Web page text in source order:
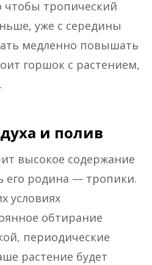
чтобы тропический
уже с середины
медленно повышать
горшок с растением,
и полив
высокое содержание
его родина — тропики.
условиях
обтирание
периодические
растение будет